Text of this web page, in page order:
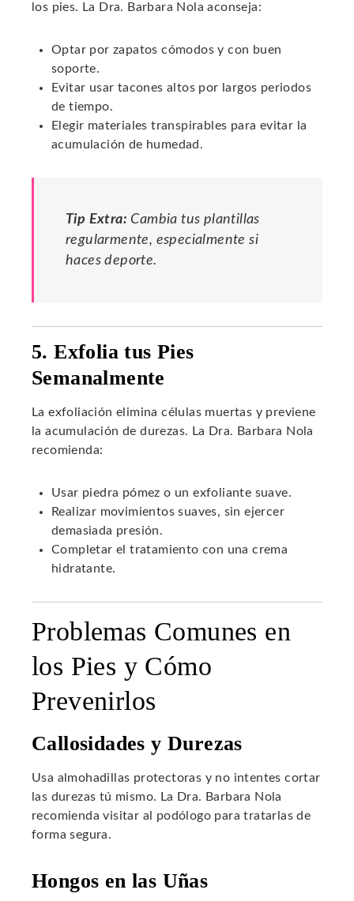
los pies. La Dra. Barbara Nola aconseja:
Optar por zapatos cómodos y con buen
soporte.
Evitar usar tacones altos por largos periodos
de tiempo.
Elegir materiales transpirables para evitar la
acumulación de humedad.
Tip Extra: Cambia tus plantillas
regularmente, especialmente si
haces deporte.
5. Exfolia tus Pies
Semanalmente
La exfoliación elimina células muertas y previene
la acumulación de durezas. La Dra. Barbara Nola
recomienda:
Usar piedra pómez o un exfoliante suave.
Realizar movimientos suaves, sin ejercer
demasiada presión.
Completar el tratamiento con una crema
hidratante.
Problemas Comunes en
los Pies y Cómo
Prevenirlos
Callosidades y Durezas
Usa almohadillas protectoras y no intentes cortar
las durezas tú mismo. La Dra. Barbara Nola
recomienda visitar al podólogo para tratarlas de
forma segura.
Hongos en las Uñas